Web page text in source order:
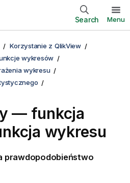
Search Menu
Korzystanie z QlikView
wykresów
wykresu
— funkcja
wykresu
prawdopodobieństwo